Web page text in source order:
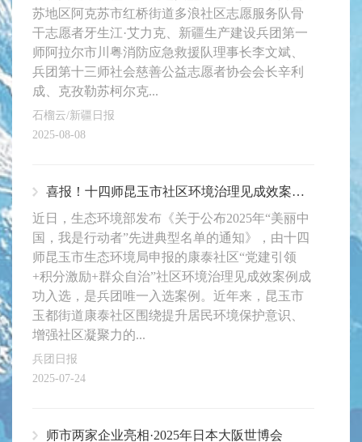
苏地区阿克苏市红桥街道多浪社区志愿服务队骨
干志愿者牙生江·艾力克、新疆生产建设兵团第一
师阿拉尔市川粤消防应急救援队理事长李文斌、
兵团第十三师社会慈善公益志愿者协会会长辛利
成、克孜勒苏柯尔克...
石榴云/新疆日报
2025-08-08
喜报！十四师昆玉市社区环境治理见成效案例入选全国先进典型
近日，生态环境部发布《关于公布2025年“美丽中
国，我是行动者”先进典型名单的通知》，由十四
师昆玉市生态环境局申报的康泰社区“党建引领
+积分激励+群众自治”社区环境治理见成效案例成
功入选，是兵团唯一入选案例。近年来，昆玉市
玉都街道康泰社区围绕提升居民环境保护意识、
增强社区凝聚力的...
兵团日报
2025-07-24
师市两家企业亮相·2025年日本大阪世博会